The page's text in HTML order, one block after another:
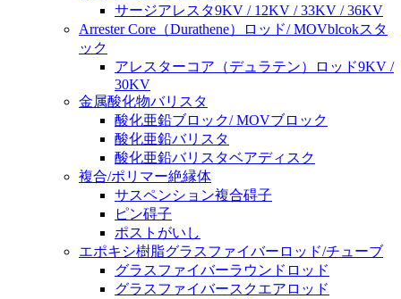
サージアレスタ9KV / 12KV / 33KV / 36KV
Arrester Core（Durathene）ロッド/ MOVblcokスタ
ック
アレスターコア（デュラテン）ロッド9KV /
30KV
金属酸化物バリスタ
酸化亜鉛ブロック/ MOVブロック
酸化亜鉛バリスタ
酸化亜鉛バリスタベアディスク
複合/ポリマー絶縁体
サスペンション複合碍子
ピン碍子
ポストがいし
エポキシ樹脂グラスファイバーロッド/チューブ
グラスファイバーラウンドロッド
グラスファイバースクエアロッド